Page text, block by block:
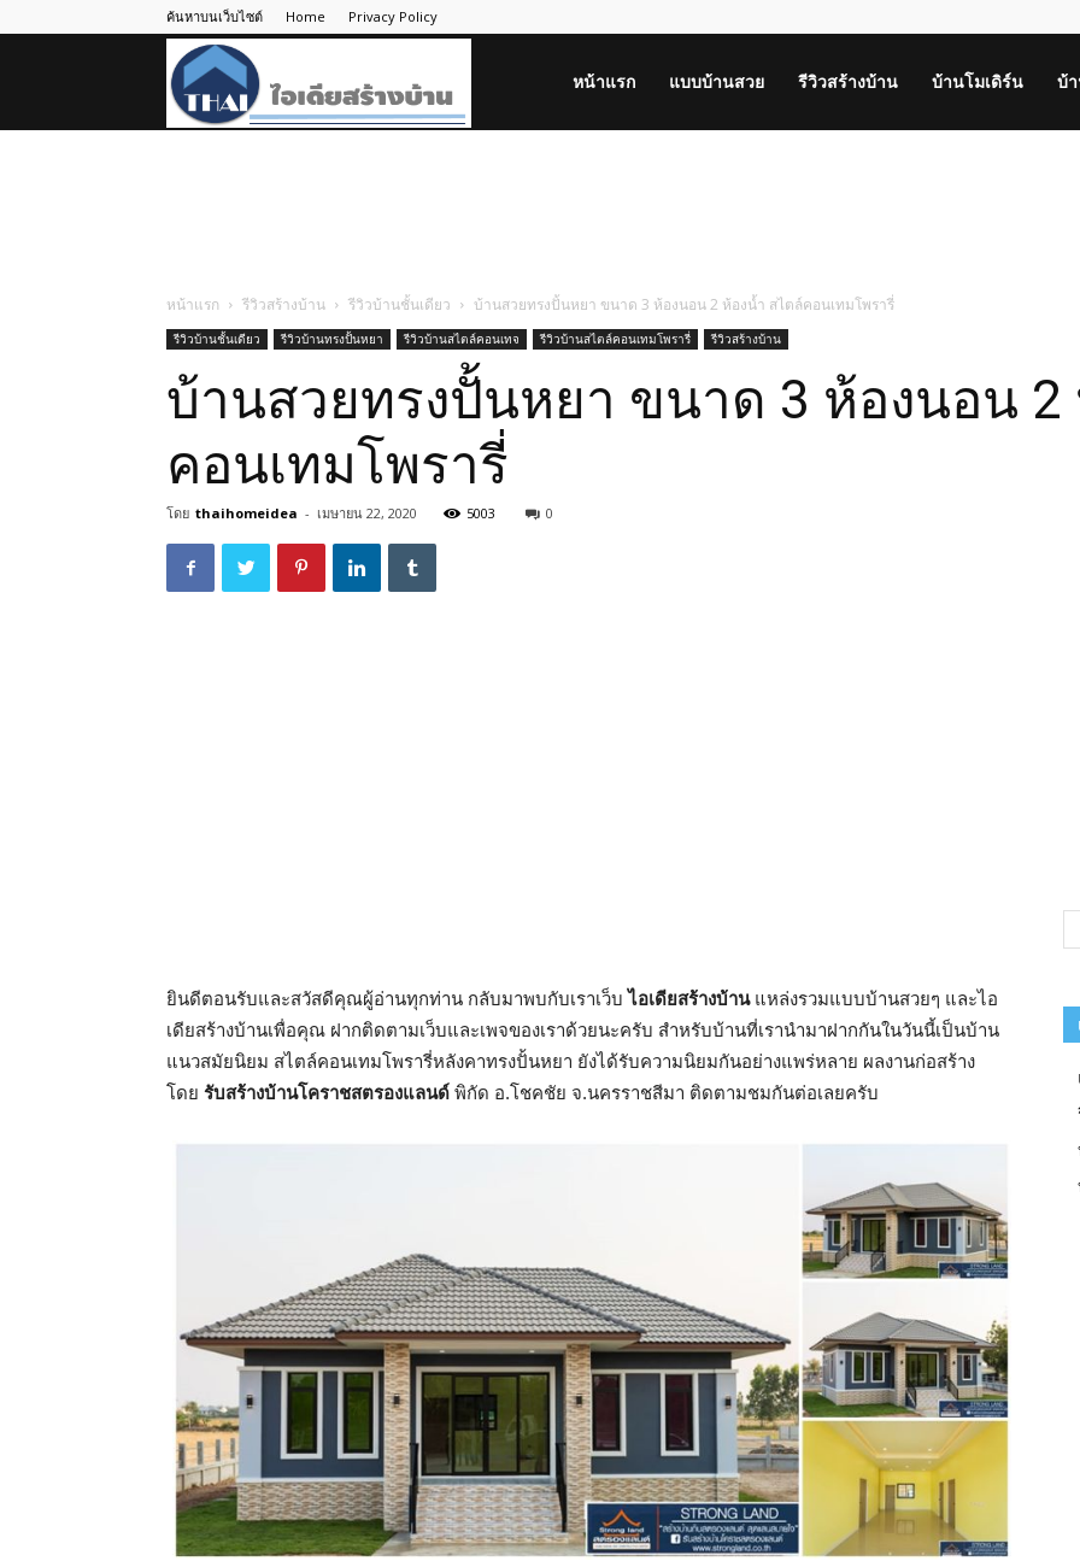
ค้นหาบนเว็บไซต์ Home Privacy Policy
บ้าน
หน้าแรก แบบบ้านสวย รีวิวสร้างบ้าน บ้านโมเดิร์น บ้
หน้าแรก รีวิวสร้างบ้าน รีวิวบ้านชั้นเดียว บ้านสวยทรงปั้นหยา ขนาด 3 ห้องนอน 2 ห้องน้ำ สไตล์คอนเทมโพรารี่
รีวิวบ้านชั้นเดียว รีวิวบ้านทรงปั้นหยา รีวิวบ้านสไตล์คอนเทจ รีวิวบ้านสไตล์คอนเทมโพรารี่ รีวิวสร้างบ้าน
บ้านสวยทรงปั้นหยา ขนาด 3 ห้องนอน 2
คอนเทมโพรารี่
โดย thaihomeidea - เมษายน 22, 2020 5003 0
ยินดีตอนรับและสวัสดีคุณผู้อ่านทุกท่าน กลับมาพบกับเราเว็บไอเดียสร้างบ้านแหล่งรวมแบบบ้านสวยๆ และไอ
เดียสร้างบ้านเพื่อคุณ ฝากติดตามเว็บและเพจของเราด้วยนะครับ สำหรับบ้านที่เรานำมาฝากกันในวันนี้เป็นบ้าน
แนวสมัยนิยม สไตล์คอนเทมโพรารี่หลังคาทรงปั้นหยา ยังได้รับความนิยมกันอย่างแพร่หลาย ผลงานก่อสร้าง
โดย รับสร้างบ้านโคราชสตรองแลนด์ พิกัด อ.โชคชัย จ.นครราชสีมา ติดตามชมกันต่อเลยครับ